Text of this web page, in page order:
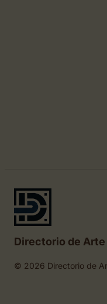
Directorio de Arte
© 2026 Directorio de